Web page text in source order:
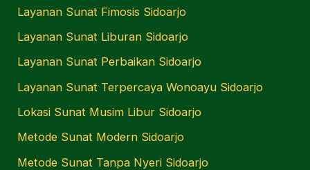
Layanan Sunat Fimosis Sidoarjo
Layanan Sunat Liburan Sidoarjo
Layanan Sunat Perbaikan Sidoarjo
Layanan Sunat Terpercaya Wonoayu Sidoarjo
Lokasi Sunat Musim Libur Sidoarjo
Metode Sunat Modern Sidoarjo
Metode Sunat Tanpa Nyeri Sidoarjo